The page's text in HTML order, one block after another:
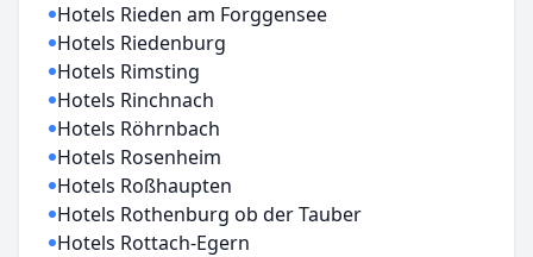
Hotels Rieden am Forggensee
Hotels Riedenburg
Hotels Rimsting
Hotels Rinchnach
Hotels Röhrnbach
Hotels Rosenheim
Hotels Roßhaupten
Hotels Rothenburg ob der Tauber
Hotels Rottach-Egern